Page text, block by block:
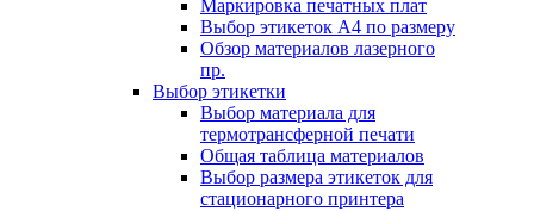
Маркировка печатных плат
Выбор этикеток А4 по размеру
Обзор материалов лазерного
пр.
Выбор этикетки
Выбор материала для
термотрансферной печати
Общая таблица материалов
Выбор размера этикеток для
стационарного принтера